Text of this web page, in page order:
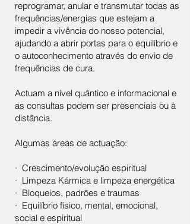
reprogramar, anular e transmutar todas as
frequências/energias que estejam a
impedir a vivência do nosso potencial,
ajudando a abrir portas para o equilíbrio e
o autoconhecimento através do envio de
frequências de cura.
Actuam a nível quântico e informacional e
as consultas podem ser presenciais ou à
distância.
Algumas áreas de actuação:
· Crescimento/evolução espiritual
· Limpeza Kármica e limpeza energética
· Bloqueios, padrões e traumas
· Equilíbrio físico, mental, emocional,
social e espiritual